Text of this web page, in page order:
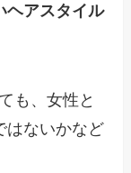
ヘアスタイル
も、女性と
はないかなど